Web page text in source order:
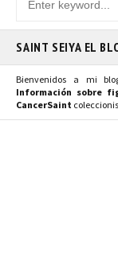
SAINT SEIYA EL
Bienvenidos a mi
Información sobre
CancerSaint